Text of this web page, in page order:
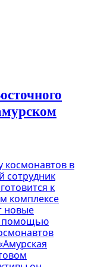
космонавтов в
сотрудник
к
комплексе
новые
помощью